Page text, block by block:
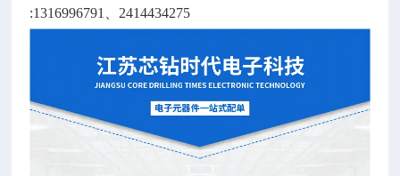
:1316996791
2414434275